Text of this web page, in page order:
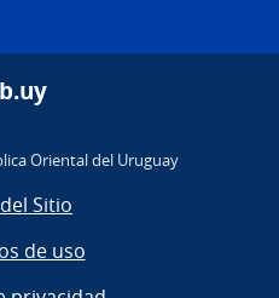
Oriental del Uruguay
Sitio
de uso